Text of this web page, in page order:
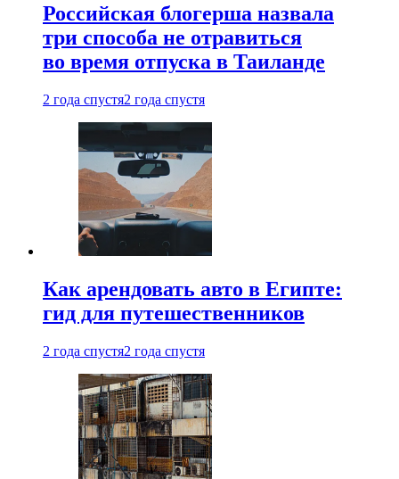
Российская блогерша назвала
три способа не отравиться
во время отпуска в Таиланде
2 года спустя2 года спустя
Как арендовать авто в Египте:
гид для путешественников
2 года спустя2 года спустя